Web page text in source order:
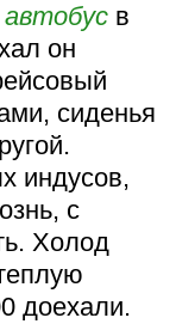
автобус в
он
сиденья
индусов,
с
Холод
доехали.